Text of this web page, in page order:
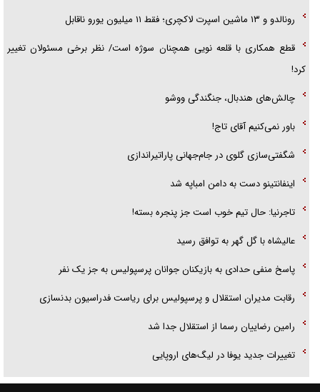
رونالدو و ۱۳ ماشین اسپرت لاکچری؛ فقط ۱۱ میلیون یورو ناقابل
قطع همکاری با قلعه نویی همچنان سوژه است/ نظر برخی مسئولان تغییر
کرد!
چالش‌های هندبال، جنگندگی ووشو
باور نمی‌کنیم آقای تاج!
شگفتی‌سازی گلوی در جام‌جهانی پاراتیراندازی
اینفانتینو دست به دامن امباپه شد
تاجرنیا: حال تیم خوب است جز پنجره بسته!
عالیشاه با گل گهر به توافق رسید
پاسخ منفی حدادی به بازیکنان جوانان پرسپولیس به جز یک نفر
رقابت مدیران استقلال و پرسپولیس برای ریاست فدراسیون بدنسازی
رامین رضاییان رسما از استقلال جدا شد
تغییرات جدید یوفا در لیگ‌های اروپایی